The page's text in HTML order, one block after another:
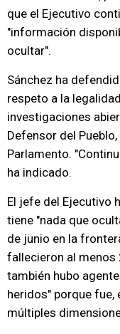
que el Ejecutivo
"información
ocultar".
Sánchez ha
respeto a la
investigaciones
Defensor del
Parlamento.
ha indicado.
El jefe del Ejecutivo
tiene "nada que
de junio en la
fallecieron al menos
también hubo
heridos" porque fue,
múltiples